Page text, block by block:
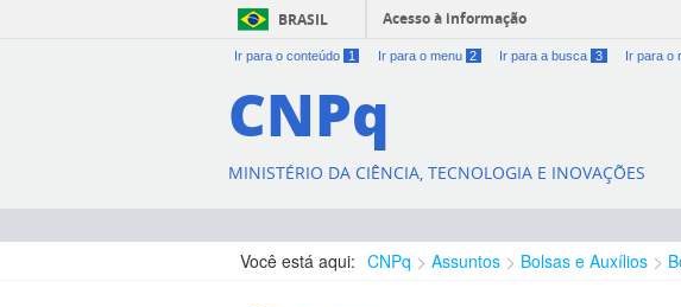
BRASIL Acesso à informação
Ir para o conteúdo 1 Ir para o menu 2 Ir para a busca 3 Ir para o
CNPq
MINISTÉRIO DA CIÊNCIA, TECNOLOGIA E INOVAÇÕES
Você está aqui: CNPq Assuntos Bolsas e Auxílios